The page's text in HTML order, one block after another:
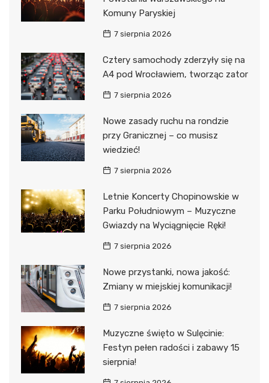
Komuny Paryskiej
7 sierpnia 2026
Cztery samochody zderzyły się na
A4 pod Wrocławiem, tworząc zator
7 sierpnia 2026
Nowe zasady ruchu na rondzie
przy Granicznej – co musisz
wiedzieć!
7 sierpnia 2026
Letnie Koncerty Chopinowskie w
Parku Południowym – Muzyczne
Gwiazdy na Wyciągnięcie Ręki!
7 sierpnia 2026
Nowe przystanki, nowa jakość:
Zmiany w miejskiej komunikacji!
7 sierpnia 2026
Muzyczne święto w Sulęcinie:
Festyn pełen radości i zabawy 15
sierpnia!